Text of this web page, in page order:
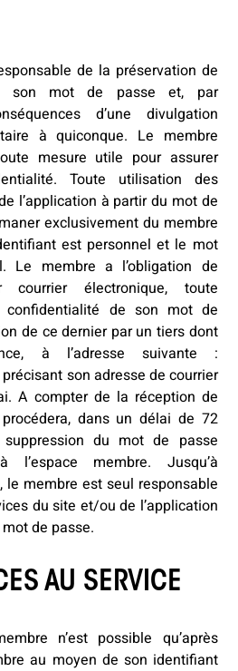
de la préservation de
son mot de passe et, par
d’une divulgation
à quiconque. Le membre
mesure utile pour assurer
Toute utilisation des
l’application à partir du mot de
exclusivement du membre
est personnel et le mot
Le membre a l’obligation de
électronique, toute
confidentialité de son mot de
de ce dernier par un tiers dont
à l’adresse suivante :
son adresse de courrier
A compter de la réception de
dans un délai de 72
du mot de passe
l’espace membre. Jusqu’à
le membre est seul responsable
du site et/ou de l’application
de passe.
AU SERVICE
n’est possible qu’après
au moyen de son identifiant